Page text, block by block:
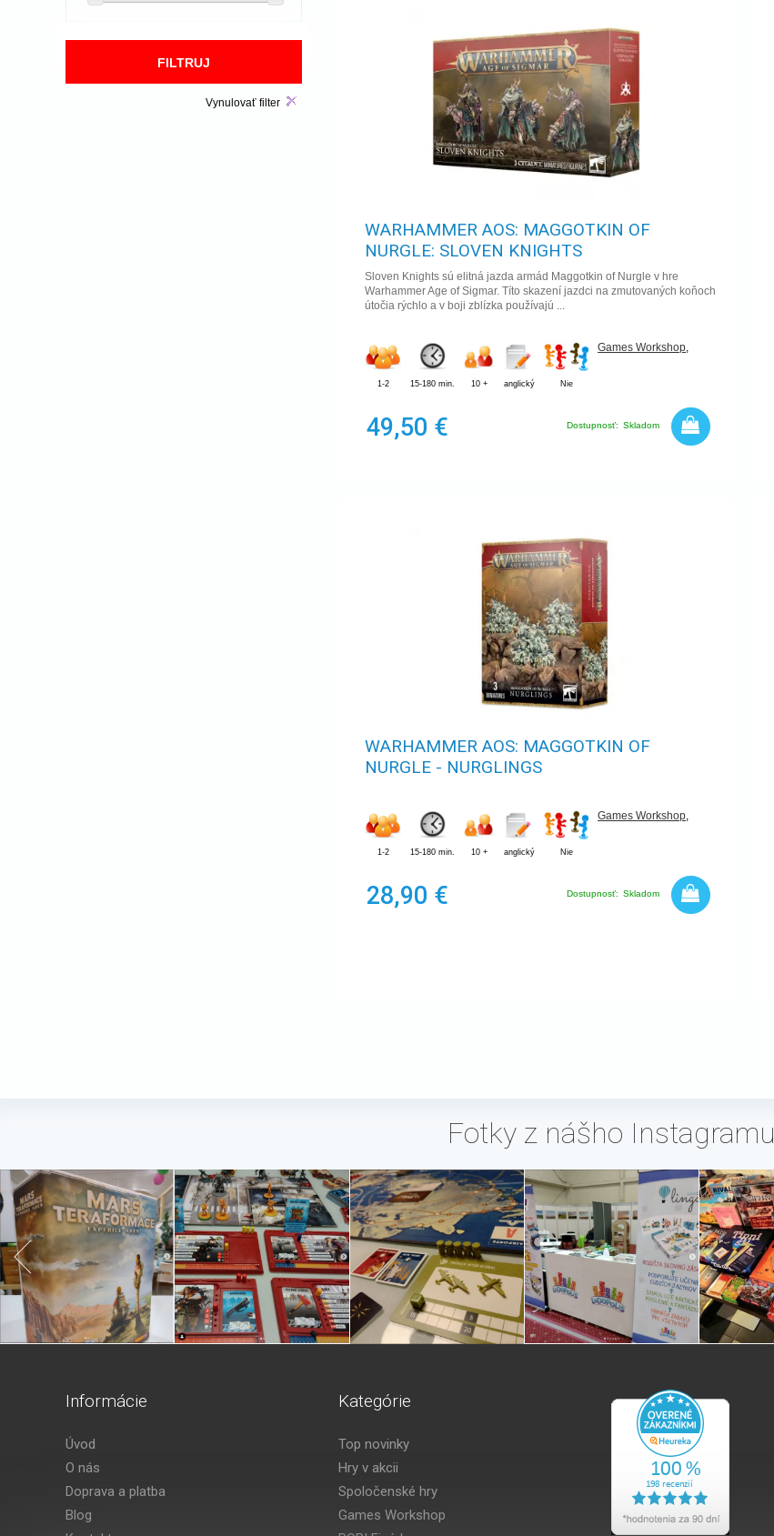
WARHAMMER AOS: MAGGOTKIN OF
NURGLE: SLOVEN KNIGHTS
Sloven Knights sú elitná jazda armád Maggotkin of Nurgle v hre
Warhammer Age of Sigmar. Títo skazení jazdci na zmutovaných koňoch
útočia rýchlo a v boji zblízka používajú ...
1-2 15-180 min. 10 + anglický Nie
Games Workshop
49,50 € Dostupnosť: Skladom
WARHAMMER AOS: MAGGOTKIN OF
NURGLE - NURGLINGS
1-2 15-180 min. 10 + anglický Nie
Games Workshop,
28,90 € Dostupnosť: Skladom
Vynulovať filter
Fotky z nášho Instagramu
Informácie
Úvod
O nás
Doprava a platba
Blog
Kategórie
Top novinky
Hry v akcii
Spoločenské hry
Games Workshop